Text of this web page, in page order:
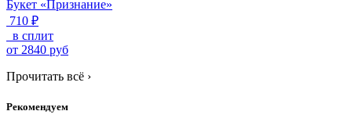
Букет «Признание»
710 ₽
в сплит
от 2840 руб
Прочитать всё ›
Рекомендуем